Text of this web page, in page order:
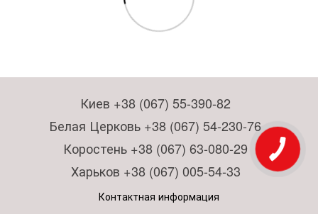
Киев +38 (067) 55-390-82
Белая Церковь +38 (067) 54-230-76
Коростень +38 (067) 63-080-29
Харьков +38 (067) 005-54-33
Контактная информация